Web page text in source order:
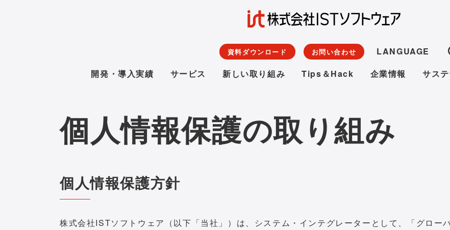
資料ダウンロード お問い合わせ
LANGUAGE
開発・導入実績
サービス 新しい取り組み Tips＆Hack 企業情報 サス
個人情報保護の取り組み
個人情報保護方針
株式会社ISTソフトウェア（以下「当社」）は、システム・インテグレーターとして、「グロー